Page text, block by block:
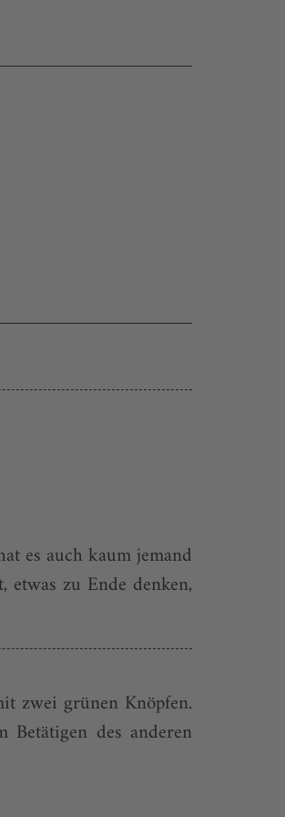
es auch kaum jemand
zu Ende denken,
zwei grünen Knöpfen.
des anderen